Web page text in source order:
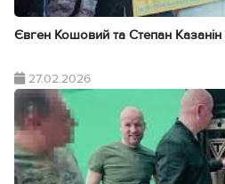
Євген Кошовий та Степан Казанін
27.02.2026